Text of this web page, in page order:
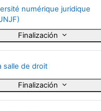
Finalización
numérique juridique
salle de droit
Finalización